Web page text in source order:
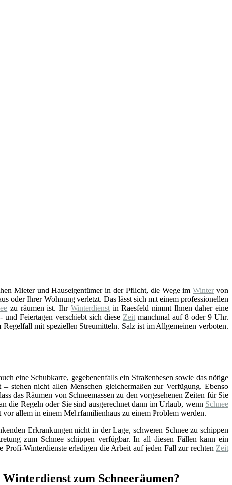
Mieter und Hauseigentümer in der Pflicht, die Wege imWinter von
oder Ihrer Wohnung verletzt. Das lässt sich mit einem professionellen
zu räumen ist. Ihr Winterdienstin Raesfeld nimmt Ihnen daher eine
Feiertagen verschiebt sich diese Zeit manchmal auf 8 oder 9 Uhr.
mit speziellen Streumitteln. Salz ist im Allgemeinen verboten.
eine Schubkarre, gegebenenfalls ein Straßenbesen sowie das nötige
stehen nicht allen Menschen gleichermaßen zur Verfügung. Ebenso
das Räumen von Schneemassen zu den vorgesehenen Zeiten für Sie
die Regeln oder Sie sind ausgerechnet dann im Urlaub, wenn Schnee
allem in einem Mehrfamilienhaus zu einem Problem werden.
Erkrankungen nicht in der Lage, schweren Schnee zu schippen
zum Schnee schippen verfügbar. In all diesen Fällen kann ein
Profi-Winterdienste erledigen die Arbeit auf jeden Fall zur rechten Zeit
zum Schneeräumen?